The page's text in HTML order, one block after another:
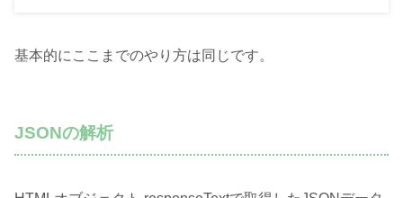
基本的にここまでのやり方は同じです。
JSONの解析